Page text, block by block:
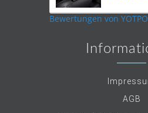
Bewertungen von YOTPO
AGB